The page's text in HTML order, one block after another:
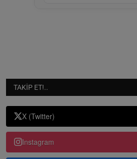
TAKIP ET!..
X (Twitter)
Instagram